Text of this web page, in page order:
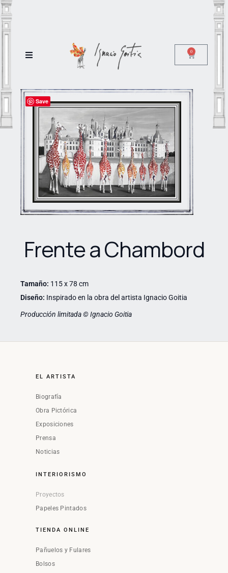
0
Save
Frente a Chambord
Tamaño: 115 x 78 cm
Diseño: Inspirado en la obra del artista Ignacio Goitia
Producción limitada © Ignacio Goitia
EL ARTISTA
Biografía
Obra Pictórica
Exposiciones
Prensa
Noticias
INTERIORISMO
Proyectos
Papeles Pintados
TIENDA ONLINE
Pañuelos y Fulares
Bolsos